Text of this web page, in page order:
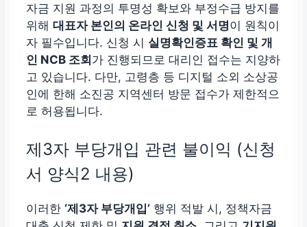
자금 지원 과정의 투명성 확보와 부정수급 방지를
위해대표자 본인의 온라인 신청 및 서명이 원칙이
자 필수입니다. 신청 시 실명확인증표 확인 및 개
인 NCB 조회가 진행되므로 대리인 접수는 지양하
고 있습니다. 다만, 고령층 등 디지털 소외 소상공
인에 한해 소진공 지역센터 방문 접수가 제한적으
로 허용됩니다.
제3자 부당개입 관련 불이익 (신청
서 양식2 내용)
이러한 ‘제3자 부당개입’ 행위 적발 시, 정책자금